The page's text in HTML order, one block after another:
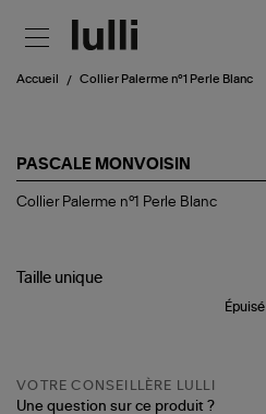
Accueil Collier Palerme n°1 Perle Blanc
PASCALE MONVOISIN
Collier
Blanc
Collier Palerme n°1 Perle Blanc
Taille unique
Épuisé
VOTRE CONSEILLÈRE LULLI
Une question sur ce produit ?